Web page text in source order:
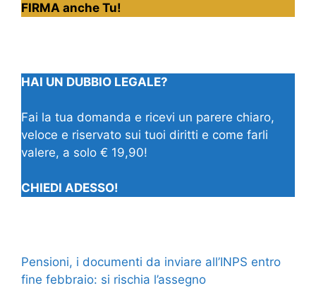
FIRMA anche Tu!
HAI UN DUBBIO LEGALE?
Fai la tua domanda e ricevi un parere chiaro,
veloce e riservato sui tuoi diritti e come farli
valere, a solo € 19,90!
CHIEDI ADESSO!
Pensioni, i documenti da inviare all’INPS entro
fine febbraio: si rischia l’assegno